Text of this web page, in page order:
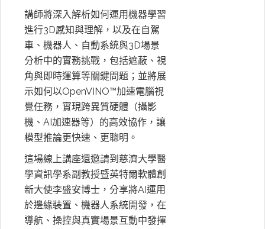
講師將深入解析如何運用機器學習
進行3D感知與理解，以及在自駕
車、機器人、自動系統與3D場景
分析中的實務挑戰，包括遮蔽、視
角與即時運算等關鍵問題；並將展
示如何以OpenVINO™加速電腦視
覺任務，實現跨異質硬體（攝影
機、AI加速器等）的高效協作，讓
模型推論更快速、更聰明。
這場線上講座還邀請到慈濟大學醫
學資訊學系副教授暨英特爾軟體創
新大使李盛安博士，分享將AI運用
於邊緣裝置、機器人系統開發，在
導航、操控與真實場景互動中發揮